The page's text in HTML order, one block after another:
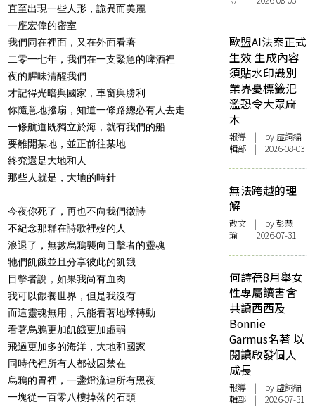
直至出現一些人形，詭異而美麗
一座宏偉的密室
我們同在裡面，又在外面看著
二零一七年，我們在一支緊急的啤酒裡
夜的腥味清醒我們
才記得光暗與國家，車窗與勝利
你隨意地撥扇，知道一條路總必有人去走
一條航道既獨立於海，就有我們的船
要離開某地，並正前往某地
終究還是大地和人
那些人就是，大地的時針
今夜你死了，再也不向我們徵詩
不紀念那群在詩歌裡歿的人
浪退了，無數烏鴉襲向目擊者的靈魂
牠們飢餓並且分享彼此的飢餓
目擊者說，如果我尚有血肉
我可以餵養世界，但是我沒有
而這靈魂無用，只能看著地球轉動
看著烏鴉更加飢餓更加虛弱
飛過更加多的海洋，大地和國家
同時代裡所有人都被囚禁在
烏鴉的胃裡，一盞燈流連所有黑夜
一塊從一百零八樓掉落的石頭
歐盟AI法案正式
生效 生成內容
須貼水印識別
業界憂標籤氾
濫恐令大眾麻
木
報導 | by 虛詞編
輯部 | 2026-08-03
無法跨越的理
解
散文 | by 彭慧
瑜 | 2026-07-31
何詩蓓8月舉女
性專屬讀書會
共讀西西及
Bonnie
Garmus名著 以
閱讀啟發個人
成長
報導 | by 虛詞編
輯部 | 2026-07-31